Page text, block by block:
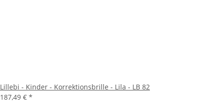
Lillebi - Kinder - Korrektionsbrille - Lila - LB 82
187,49 € *